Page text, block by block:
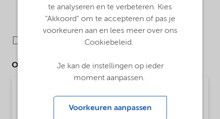
Downloads
Other Documents
- Global (English)
te analyseren en te verbeteren. Kies
"Akkoord" om te accepteren of pas je
voorkeuren aan en lees meer over ons
Cookiebeleid.
Je kan de instellingen op ieder
moment aanpassen.
Voorkeuren aanpassen